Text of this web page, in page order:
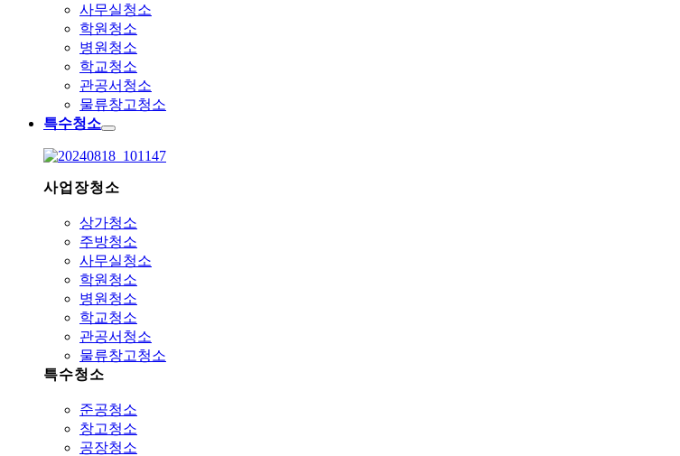
사무실청소
학원청소
병원청소
학교청소
관공서청소
물류창고청소
특수청소
사업장청소
상가청소
주방청소
사무실청소
학원청소
병원청소
학교청소
관공서청소
물류창고청소
특수청소
준공청소
창고청소
공장청소